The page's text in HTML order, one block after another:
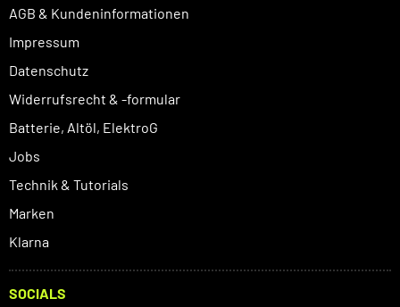
AGB & Kundeninformationen
Impressum
Datenschutz
Widerrufsrecht & -formular
Batterie, Altöl, ElektroG
Jobs
Technik & Tutorials
Marken
Klarna
SOCIALS